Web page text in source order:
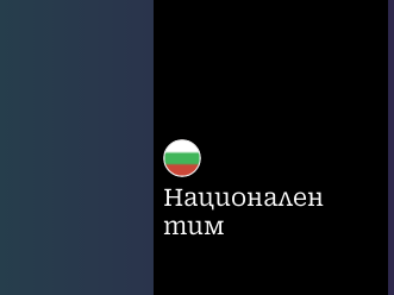
Национален
тим